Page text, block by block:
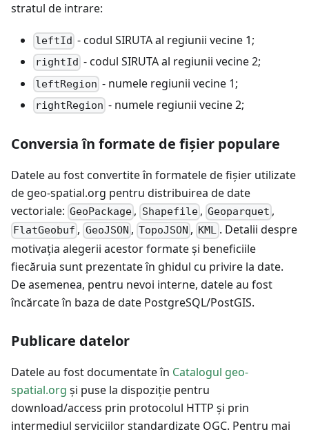
stratul de intrare:
leftId - codul SIRUTA al regiunii vecine 1;
rightId - codul SIRUTA al regiunii vecine 2;
leftRegion - numele regiunii vecine 1;
rightRegion - numele regiunii vecine 2;
Conversia în formate de fișier populare
Datele au fost convertite în formatele de fișier utilizate
de geo-spatial.org pentru distribuirea de date
vectoriale: GeoPackage , Shapefile, Geoparquet ,
FlatGeobuf , GeoJSON , TopoJSON , KML. Detalii despre
motivația alegerii acestor formate și beneficiile
fiecăruia sunt prezentate în ghidul cu privire la date.
De asemenea, pentru nevoi interne, datele au fost
încărcate în baza de date PostgreSQL/PostGIS.
Publicare datelor
Datele au fost documentate în Catalogul geo-
spatial.org și puse la dispoziție pentru
download/access prin protocolul HTTP și prin
intermediul serviciilor standardizate OGC. Pentru mai